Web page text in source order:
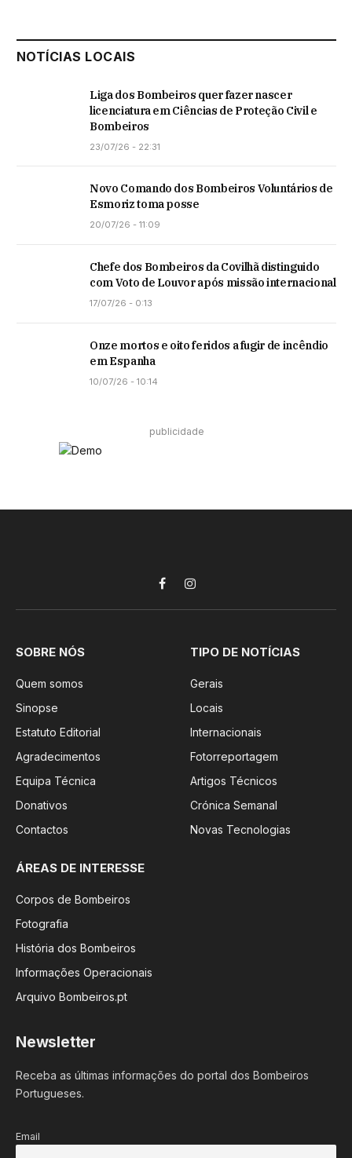
NOTÍCIAS LOCAIS
Liga dos Bombeiros quer fazer nascer
licenciatura em Ciências de Proteção Civil e
Bombeiros
23/07/26 - 22:31
Novo Comando dos Bombeiros Voluntários de
Esmoriz toma posse
20/07/26 - 11:09
Chefe dos Bombeiros da Covilhã distinguido
com Voto de Louvor após missão internacional
17/07/26 - 0:13
Onze mortos e oito feridos a fugir de incêndio
em Espanha
10/07/26 - 10:14
publicidade
FacebookInstagram
SOBRE NÓS
Quem somos
Sinopse
Estatuto Editorial
Agradecimentos
Equipa Técnica
Donativos
Contactos
TIPO DE NOTÍCIAS
Gerais
Locais
Internacionais
Fotorreportagem
Artigos Técnicos
Crónica Semanal
Novas Tecnologias
ÁREAS DE INTERESSE
Corpos de Bombeiros
Fotografia
História dos Bombeiros
Informações Operacionais
Arquivo Bombeiros.pt
Newsletter
Receba as últimas informações do portal dos Bombeiros
Portugueses.
Email